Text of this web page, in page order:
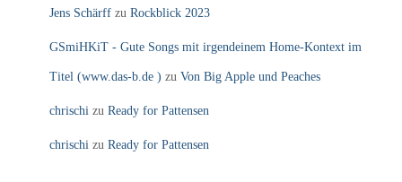
Jens Schärff zu Rockblick 2023
GSmiHKiT - Gute Songs mit irgendeinem Home-Kontext im
Titel (www.das-b.de ) zu Von Big Apple und Peaches
chrischi zu Ready for Pattensen
chrischi zu Ready for Pattensen